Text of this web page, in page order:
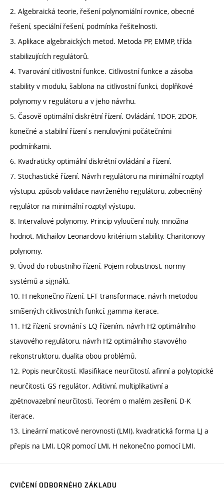
2. Algebraická teorie, řešení polynomiální rovnice, obecné
řešení, speciální řešení, podmínka řešitelnosti.
3. Aplikace algebraických metod. Metoda PP, EMMP, třída
stabilizujících regulátorů.
4. Tvarování citlivostní funkce. Citlivostní funkce a zásoba
stability v modulu, šablona na citlivostní funkci, doplňkové
polynomy v regulátoru a v jeho návrhu.
5. Časově optimální diskrétní řízení. Ovládání, 1DOF, 2DOF,
konečné a stabilní řízení s nenulovými počátečními
podmínkami.
6. Kvadraticky optimální diskrétní ovládání a řízení.
7. Stochastické řízení. Návrh regulátoru na minimální rozptyl
výstupu, způsob validace navrženého regulátoru, zobecněný
regulátor na minimální rozptyl výstupu.
8. Intervalové polynomy. Princip vyloučení nuly, množina
hodnot, Michailov-Leonardovo kritérium stability, Charitonovy
polynomy.
9. Úvod do robustního řízení. Pojem robustnost, normy
systémů a signálů.
10. H nekonečno řízení. LFT transformace, návrh metodou
smíšených citlivostních funkcí, gamma iterace.
11. H2 řízení, srovnání s LQ řízením, návrh H2 optimálního
stavového regulátoru, návrh H2 optimálního stavového
rekonstruktoru, dualita obou problémů.
12. Popis neurčitostí. Klasifikace neurčitostí, afinní a polytopické
neurčitosti, GS regulátor. Aditivní, multiplikativní a
zpětnovazební neurčitosti. Teorém o malém zesílení, D-K
iterace.
13. Lineární maticové nerovnosti (LMI), kvadratická forma LJ a
přepis na LMI, LQR pomocí LMI, H nekonečno pomocí LMI.
CVIČENÍ ODBORNÉHO ZÁKLADU